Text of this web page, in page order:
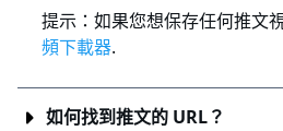
提示：如果您想保存任何推文
頻下載器.
如何找到推文的 URL？